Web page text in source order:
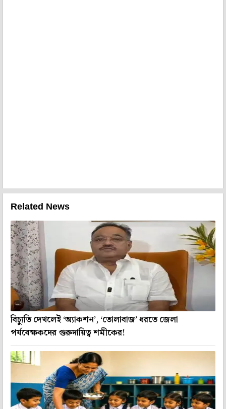
Related News
বিচ্যুতি দেখলেই ‘অ্যাকশন’, ‘তোলাবাজ’ ধরতে জেলা
পর্যবেক্ষকদের গুরুদায়িত্ব শমীকের!